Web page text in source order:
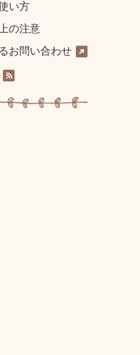
い方
の注意
お問い合わせ